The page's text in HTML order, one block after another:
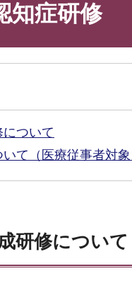
知症研修
ついて
て（医療従事者対象
研修について